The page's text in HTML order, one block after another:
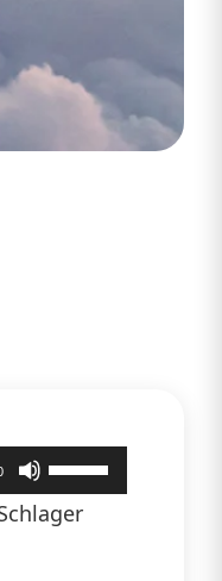
Pfeiltasten